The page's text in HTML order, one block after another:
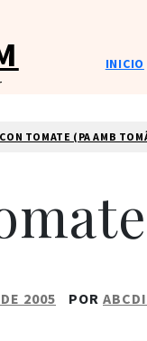
INICIO
TOMATE (PA AMB
2005 POR